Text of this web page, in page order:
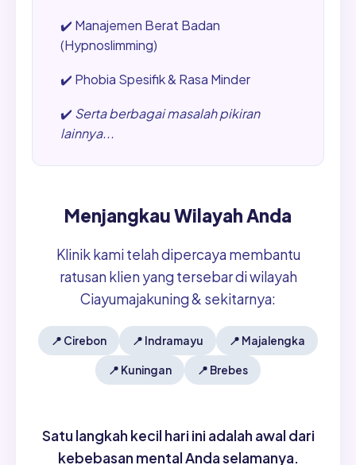
✔️ Manajemen Berat Badan
(Hypnoslimming)
✔️ Phobia Spesifik & Rasa Minder
✔️ Serta berbagai masalah pikiran
lainnya...
Menjangkau Wilayah Anda
Klinik kami telah dipercaya membantu
ratusan klien yang tersebar di wilayah
Ciayumajakuning & sekitarnya:
📍 Cirebon 📍 Indramayu 📍 Majalengka
📍 Kuningan 📍 Brebes
Satu langkah kecil hari ini adalah awal dari
kebebasan mental Anda selamanya.